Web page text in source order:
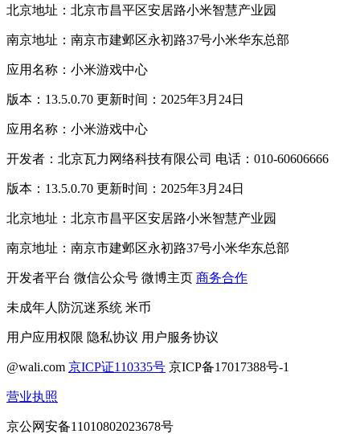
北京地址：北京市昌平区安居路小米智慧产业园
南京地址：南京市建邺区永初路37号小米华东总部
应用名称：小米游戏中心
版本：13.5.0.70 更新时间：2025年3月24日
应用名称：小米游戏中心
开发者：北京瓦力网络科技有限公司 电话：010-60606666
版本：13.5.0.70 更新时间：2025年3月24日
北京地址：北京市昌平区安居路小米智慧产业园
南京地址：南京市建邺区永初路37号小米华东总部
开发者平台 微信公众号 微博主页 商务合作
未成年人防沉迷系统 米币
用户应用权限 隐私协议 用户服务协议
@wali.com 京ICP证110335号 京ICP备17017388号-1
营业执照
京公网安备11010802023678号